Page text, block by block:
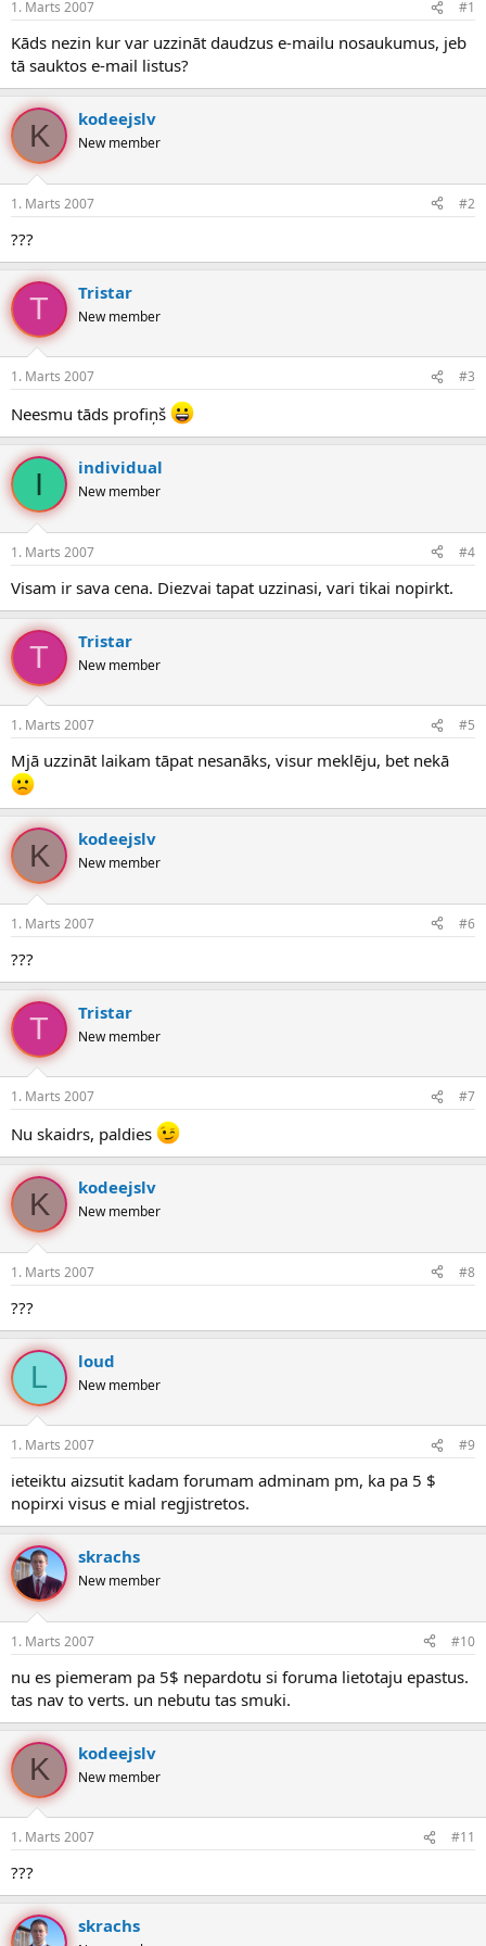
n
u
z
s
ā
c
ē
j
s
u
m
s
1. Marts 2007 #1
Kāds nezin kur var uzzināt daudzus e-mailu nosaukumus, jeb
tā sauktos e-mail listus?
K kodeejslv
New member
1. Marts 2007 #2
???
T Tristar
New member
1. Marts 2007 #3
Neesmu tāds profiņš
I individual
New member
1. Marts 2007 #4
Visam ir sava cena. Diezvai tapat uzzinasi, vari tikai nopirkt.
T Tristar
New member
1. Marts 2007 #5
Mjā uzzināt laikam tāpat nesanāks, visur meklēju, bet nekā
K kodeejslv
New member
1. Marts 2007 #6
???
T Tristar
New member
1. Marts 2007 #7
Nu skaidrs, paldies
K kodeejslv
New member
1. Marts 2007 #8
???
L loud
New member
1. Marts 2007 #9
ieteiktu aizsutit kadam forumam adminam pm, ka pa 5 $
nopirxi visus e mial regjistretos.
skrachs
New member
1. Marts 2007 #10
nu es piemeram pa 5$ nepardotu si foruma lietotaju epastus.
tas nav to verts. un nebutu tas smuki.
K kodeejslv
New member
1. Marts 2007 #11
???
skrachs